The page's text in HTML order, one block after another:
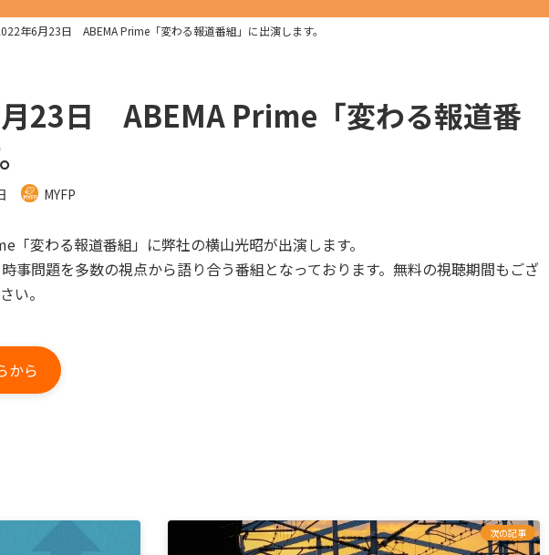
年6月23日 ABEMA Prime「変わる報道番組」に出演します。
月23日 ABEMA Prime「変わる報道番
MYFP
変わる報道番組」に弊社の横山光昭が出演します。
事問題を多数の視点から語り合う番組となっております。無料の視聴期間もござ
い。
から
次の記事